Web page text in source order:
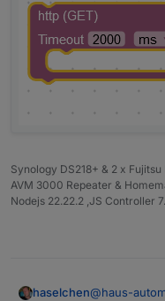
Synology DS218+ & 2 x
AVM 3000 Repeater &
Nodejs 22.22.2 ,JS Controller
haselchen@haus-